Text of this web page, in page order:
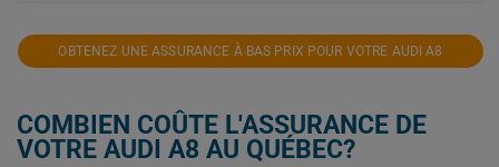
OBTENEZ UNE ASSURANCE À BAS PRIX POUR VOTRE AUDI A8
COMBIEN COÛTE L'ASSURANCE DE
VOTRE AUDI A8 AU QUÉBEC?